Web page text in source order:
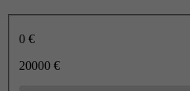
0 €
20000 €